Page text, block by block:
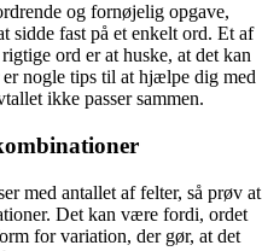
og fornøjelig opgave,
sidde fast på et enkelt ord. Et af
ord er at huske, at det kan
nogle tips til at hjælpe dig med
ikke passer sammen.
med antallet af felter, så prøv at
Det kan være fordi, ordet
for variation, der gør, at det